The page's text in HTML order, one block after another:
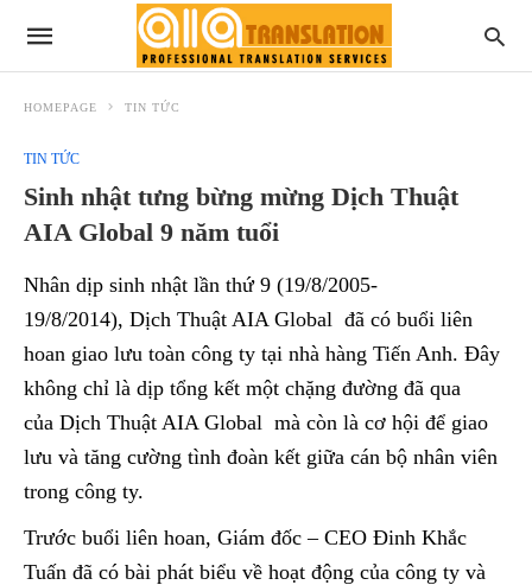
HOMEPAGE TIN TỨC
TIN TỨC
Sinh nhật tưng bừng mừng Dịch Thuật
AIA Global 9 năm tuổi
Nhân dịp sinh nhật lần thứ 9 (19/8/2005-
19/8/2014), Dịch Thuật AIA Global đã có buổi liên
hoan giao lưu toàn công ty tại nhà hàng Tiến Anh. Đây
không chỉ là dịp tổng kết một chặng đường đã qua
của Dịch Thuật AIA Global mà còn là cơ hội để giao
lưu và tăng cường tình đoàn kết giữa cán bộ nhân viên
trong công ty.
Trước buổi liên hoan, Giám đốc – CEO Đinh Khắc
Tuấn đã có bài phát biểu về hoạt động của công ty và